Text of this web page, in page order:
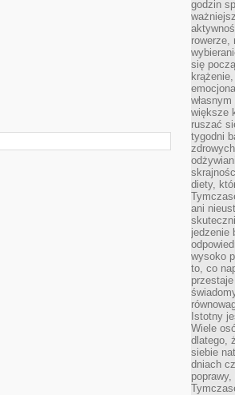
godzin
rowerze,
się
większe
ruszać
tygodni
diety,
ani
jedzenie
wysoko
to, co
Istotny
Wiele
dlatego,
siebie
dniach